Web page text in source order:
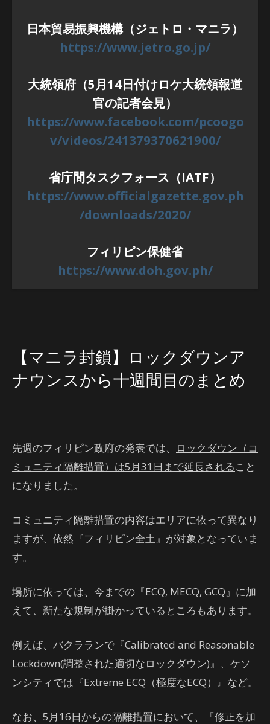
日本貿易振興機構（ジェトロ・マニラ）
https://www.jetro.go.jp/
大統領府（5月14日付けロケ大統領報道
官の記者会見）
https://www.facebook.com/pcoogo
v/videos/241379370621900/
省庁間タスクフォース（IATF）
https://www.officialgazette.gov.ph
/downloads/2020/
フィリピン保健省
https://www.doh.gov.ph/
【マニラ封鎖】ロックダウンア
ナウンスから十週間目のまとめ
先週のフィリピン政府の発表では、
ロックダウン（コ
ミュニティ隔離措置）は5月31日まで延長されること
になりました。
コミュニティ隔離措置の内容はエリアに依って異なり
ますが、依然『フィリピン全土』が対象となっていま
す。
場所に依っては、今までの『ECQ, MECQ, GCQ』に加
えて、新たな規制が掛かっているところもあります。
例えば、バクラランで『Calibrated and Reasonable
Lockdown(調整された適切なロックダウン)』、ケソ
ンシティでは『Extreme ECQ（極度なECQ）』など。
なお、5月16日からの隔離措置において、『修正を加